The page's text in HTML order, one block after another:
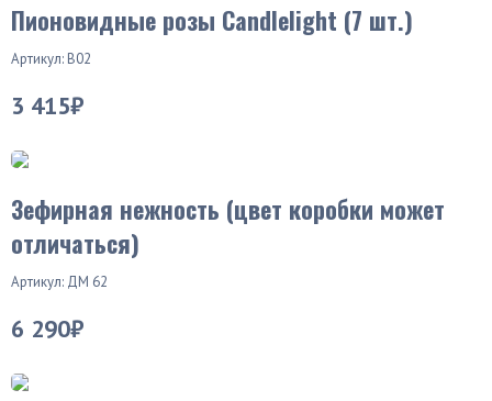
Пионовидные розы Candlelight (7 шт.)
Артикул: В02
3 415₽
Зефирная нежность (цвет коробки может
отличаться)
Артикул: ДМ 62
6 290₽